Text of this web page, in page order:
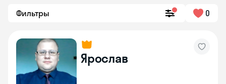
Фильтры 0
Ярослав